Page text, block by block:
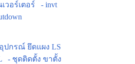
วอร์เตอร์
- invt
ปกรณ์ ยึดแผง LS
- ชุดติดตั้ง ขาตั้ง